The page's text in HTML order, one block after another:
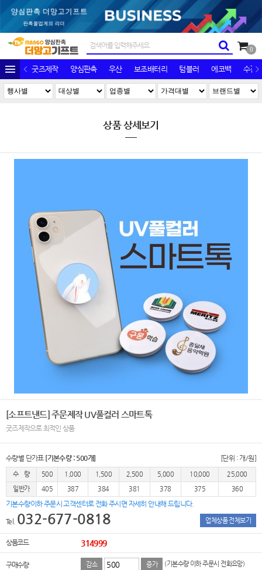
0
굿즈제작 양심판촉 우산 보조배터리 텀블러 에코백 수건/
상품 상세보기
[소프트낸드] 주문제작 UV풀컬러 스마트톡
굿즈제작으로 최적인 상품
수량별 단가표 [기본수량 : 500개] [단위 : 개/원]
수 량 500 1,000 1,500 2,500 5,000 10,000
25,000
일반가
405 387 384 381 378 375 360
기본수량이하 주문시 고객센터로 전화 주시면 자세히 안내해 드립니다.
Tel. 032-677-0818 업체상품 전체보기
상품코드 314999
구매수량 감소 증가 (기본수량 이하 주문시 전화요망)